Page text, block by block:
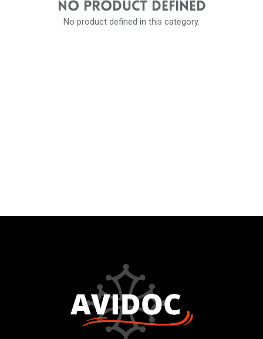
NO PRODUCT DEFINED
No product defined in this category.